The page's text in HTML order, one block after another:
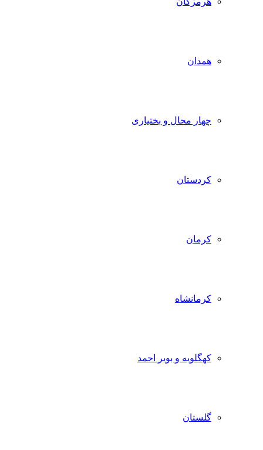
همدان
چهار محال و بختیاری
کردستان
کرمان
کرمانشاه
کهگلویه و بویر احمد
گلستان